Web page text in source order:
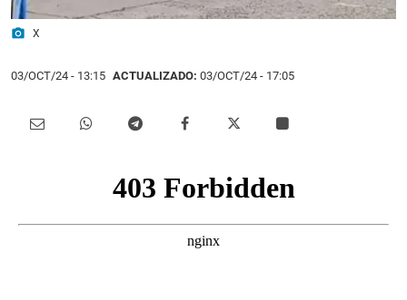
photo_camera X
03/OCT/24 - 13:15 ACTUALIZADO: 03/OCT/24 - 17:05